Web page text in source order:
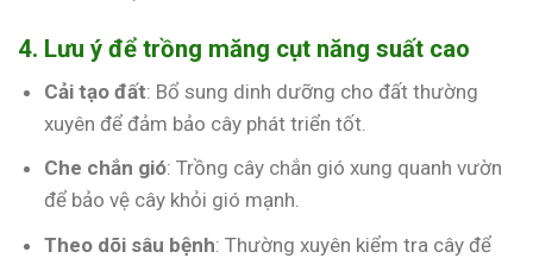
4. Lưu ý để trồng măng cụt năng suất cao
Cải tạo đất: Bổ sung dinh dưỡng cho đất thường
xuyên để đảm bảo cây phát triển tốt.
Che chắn gió: Trồng cây chắn gió xung quanh vườn
để bảo vệ cây khỏi gió mạnh.
Theo dõi sâu bệnh: Thường xuyên kiểm tra cây để